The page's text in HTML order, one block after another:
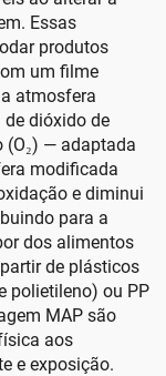
Essas
produtos
um filme
atmosfera
dióxido de
(O₂) — adaptada
modificada
e diminui
para a
dos alimentos
de plásticos
polietileno) ou PP
MAP são
aos
e exposição.